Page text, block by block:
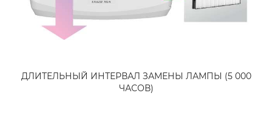
ДЛИТЕЛЬНЫЙ ИНТЕРВАЛ ЗАМЕНЫ ЛАМПЫ (5 000
ЧАСОВ)